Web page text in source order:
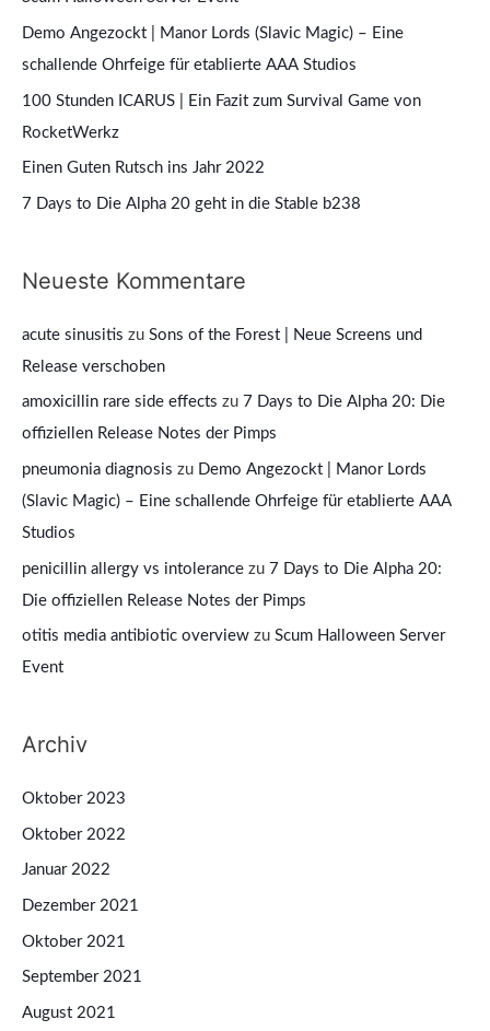
n
Demo Angezockt | Manor Lords (Slavic Magic) – Eine
schallende Ohrfeige für etablierte AAA Studios
100 Stunden ICARUS | Ein Fazit zum Survival Game von
RocketWerkz
Einen Guten Rutsch ins Jahr 2022
7 Days to Die Alpha 20 geht in die Stable b238
Neueste Kommentare
acute sinusitis zu Sons of the Forest | Neue Screens und
Release verschoben
amoxicillin rare side effects zu 7 Days to Die Alpha 20: Die
offiziellen Release Notes der Pimps
pneumonia diagnosis zu
Demo Angezockt | Manor Lords
(Slavic Magic) – Eine schallende Ohrfeige für etablierte AAA
Studios
penicillin allergy vs intolerance zu 7 Days to Die Alpha 20:
Die offiziellen Release Notes der Pimps
otitis media antibiotic overview zu Scum Halloween Server
Event
Archiv
Oktober 2023
Oktober 2022
Januar 2022
Dezember 2021
Oktober 2021
September 2021
August 2021